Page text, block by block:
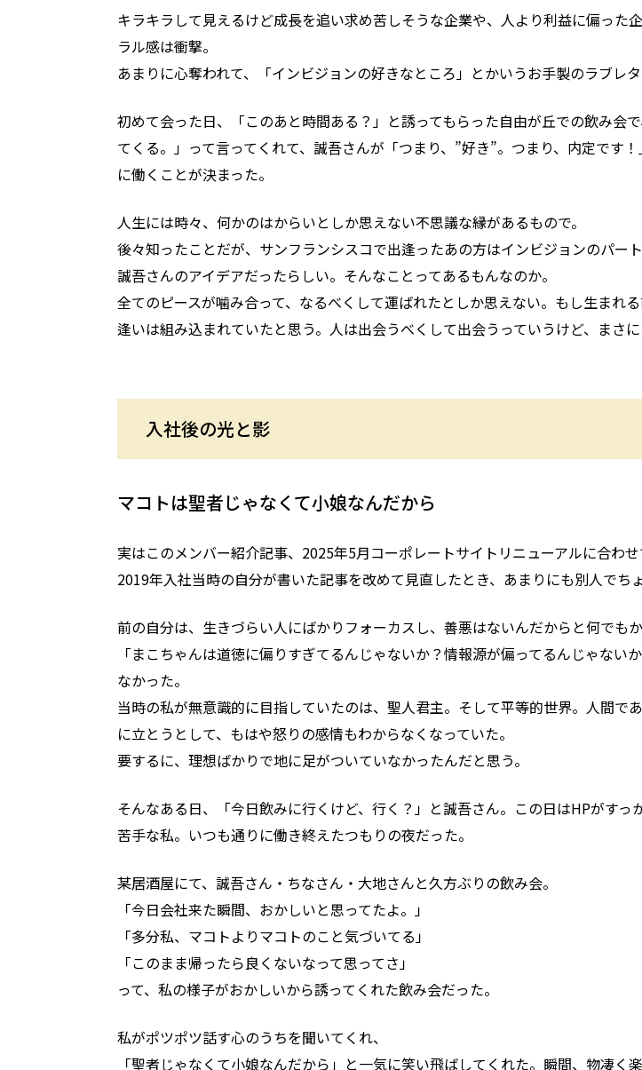
キラキラして見えるけど成長を追い求め苦しそうな企業や、人より利益に偏った
ラル感は衝撃。
あまりに心奪われて、「インビジョンの好きなところ」とかいうお手製のラブレ
初めて会った日、「このあと時間ある？」と誘ってもらった自由が丘での飲み会
てくる。」って言ってくれて、誠吾さんが「つまり、”好き”。つまり、内定です
に働くことが決まった。
人生には時々、何かのはからいとしか思えない不思議な縁があるもので。
後々知ったことだが、サンフランシスコで出逢ったあの方はインビジョンのパー
誠吾さんのアイデアだったらしい。そんなことってあるもんなのか。
全てのピースが噛み合って、なるべくして運ばれたとしか思えない。もし生まれ
逢いは組み込まれていたと思う。人は出会うべくして出会うっていうけど、まさに
入社後の光と影
マコトは聖者じゃなくて小娘なんだから
実はこのメンバー紹介記事、2025年5月コーポレートサイトリニューアルに合わ
2019年入社当時の自分が書いた記事を改めて見直したとき、あまりにも別人でち
前の自分は、生きづらい人にばかりフォーカスし、善悪はないんだからと何でも
「まこちゃんは道徳に偏りすぎてるんじゃないか？情報源が偏ってるんじゃな
なかった。
当時の私が無意識的に目指していたのは、聖人君主。そして平等的世界。人間
に立とうとして、もはや怒りの感情もわからなくなっていた。
要するに、理想ばかりで地に足がついていなかったんだと思う。
そんなある日、「今日飲みに行くけど、行く？」と誠吾さん。この日はHPがす
苦手な私。いつも通りに働き終えたつもりの夜だった。
某居酒屋にて、誠吾さん・ちなさん・大地さんと久方ぶりの飲み会。
「今日会社来た瞬間、おかしいと思ってたよ。」
「多分私、マコトよりマコトのこと気づいてる」
「このまま帰ったら良くないなって思ってさ」
って、私の様子がおかしいから誘ってくれた飲み会だった。
私がポツポツ話す心のうちを聞いてくれ、
「聖者じゃなくて小娘なんだから」と一気に笑い飛ばしてくれた。瞬間、物凄く楽